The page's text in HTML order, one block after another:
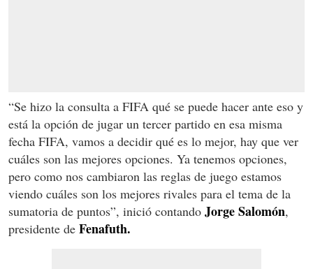
“Se hizo la consulta a FIFA qué se puede hacer ante eso y
está la opción de jugar un tercer partido en esa misma
fecha FIFA, vamos a decidir qué es lo mejor, hay que ver
cuáles son las mejores opciones. Ya tenemos opciones,
pero como nos cambiaron las reglas de juego estamos
viendo cuáles son los mejores rivales para el tema de la
sumatoria de puntos”, inició contando Jorge Salomón,
presidente de Fenafuth.